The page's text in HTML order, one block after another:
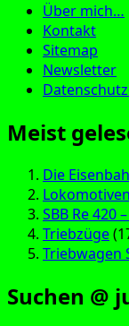
Über mich…
Kontakt
Sitemap
Newsletter
Meist
Die
Lokomotiven
SBB Re 420
Triebzüge
Triebwagen
Suchen @